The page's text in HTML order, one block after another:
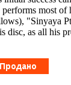
performs most
"Sinyaya
disc, as all his